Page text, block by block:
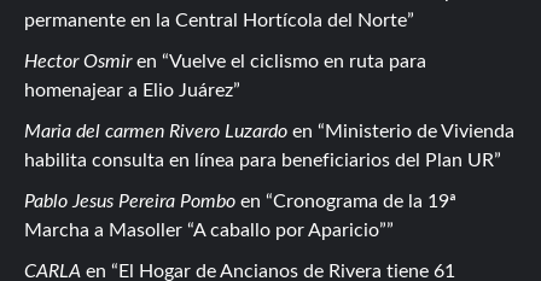
permanente en la Central Hortícola del Norte
Hector Osmiren
Vuelve el ciclismo en ruta para
homenajear a Elio Juárez
Maria del carmen Rivero Luzardo en
Ministerio de Vivienda
habilita consulta en línea para beneficiarios del Plan UR
Pablo Jesus Pereira Pombo en
Cronograma de la 19ª
Marcha a Masoller “A caballo por Aparicio”
CARLA en El Hogar de Ancianos de Rivera tiene 61